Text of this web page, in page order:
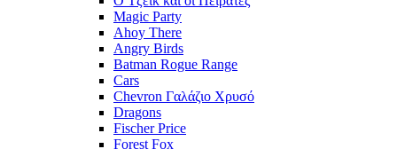
Magic Party
Ahoy There
Angry Birds
Batman Rogue Range
Cars
Chevron Γαλάζιο Χρυσό
Dragons
Fischer Price
Forest Fox